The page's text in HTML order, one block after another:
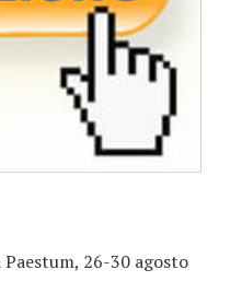
Paestum, 26-30 agosto